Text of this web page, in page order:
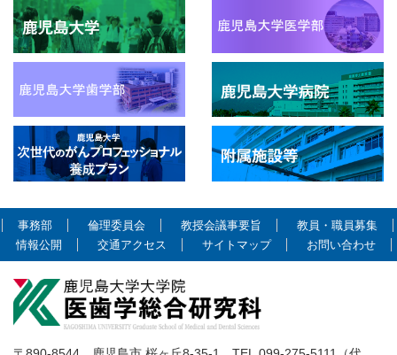
事務部 倫理委員会 教授会議事要旨
教員・職員募集
情報公開
交通アクセス サイトマップ お問い合わせ